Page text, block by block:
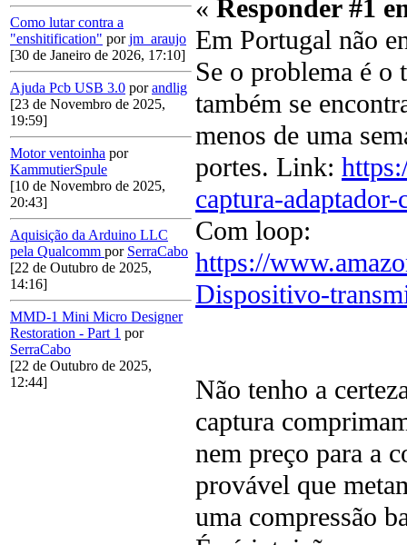
Como lutar contra a
"enshitification" porjm_araujo
[30 de Janeiro de 2026, 17:10]
Ajuda Pcb USB 3.0 porandlig
[23 de Novembro de 2025,
19:59]
Motor ventoinha por
KammutierSpule
[10 de Novembro de 2025,
20:43]
Aquisição da Arduino LLC
pela Qualcomm por SerraCabo
[22 de Outubro de 2025,
14:16]
MMD-1 Mini Micro Designer
Restoration - Part 1 por
SerraCabo
[22 de Outubro de 2025,
12:44]
« Responder #1
Em Portugal não
Se o problema é o
também se
menos de uma
portes. Link:
captura-
Com loop:
https://
Dispositivo-
Não tenho a
captura
nem preço para a
provável que
uma compressão